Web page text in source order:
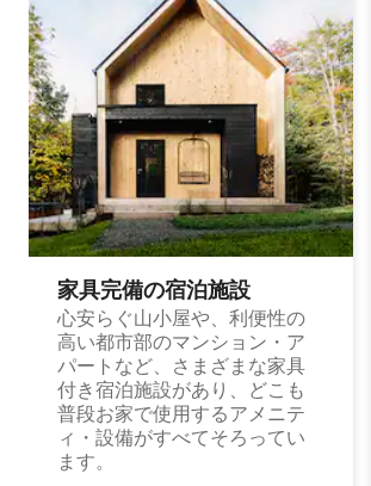
家具完備の宿⁠泊⁠施⁠設
心安らぐ山小屋や、利便性の
高い都市部のマンション・ア
パートなど、さまざまな家具
付き宿泊施設があり、どこも
普段お家で使用するアメニテ
ィ・設備がすべてそろってい
ます。